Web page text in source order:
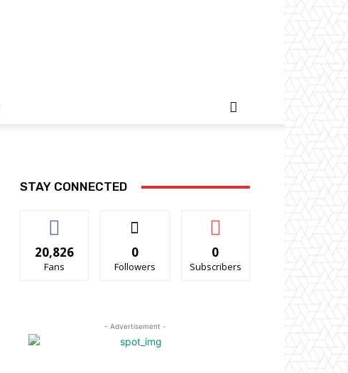
STAY CONNECTED
20,826
Fans
0
Followers
0
Subscribers
- Advertisement -